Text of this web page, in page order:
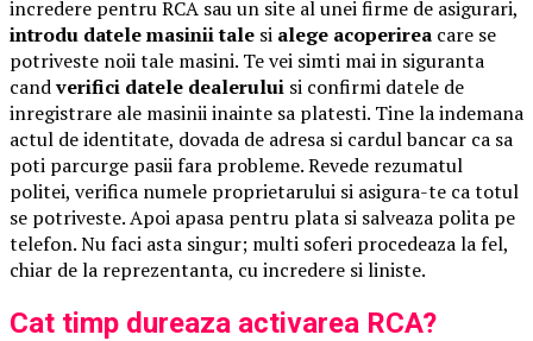
incredere pentru RCA sau un site al unei firme de asigurari,
introdu datele masinii tale si alege acoperirea care se
potriveste noii tale masini. Te vei simti mai in siguranta
candverifici datele dealerului si confirmi datele de
inregistrare ale masinii inainte sa platesti. Tine la indemana
actul de identitate, dovada de adresa si cardul bancar ca sa
poti parcurge pasii fara probleme. Revede rezumatul
politei, verifica numele proprietarului si asigura-te ca totul
se potriveste. Apoi apasa pentru plata si salveaza polita pe
telefon. Nu faci asta singur; multi soferi procedeaza la fel,
chiar de la reprezentanta, cu incredere si liniste.
Cat timp dureaza activarea RCA?